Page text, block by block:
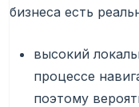
бизнеса есть
высокий
процессе
поэтому